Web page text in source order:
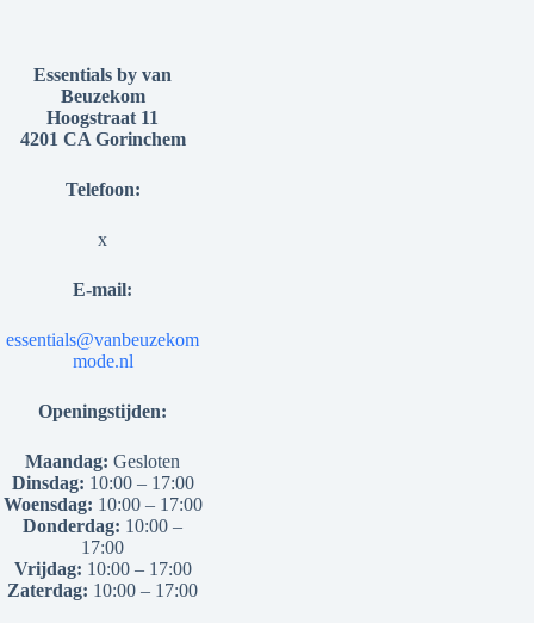
Essentials by van
Beuzekom
Hoogstraat 11
4201 CA Gorinchem
Telefoon:
x
E-mail:
essentials@vanbeuzekom
mode.nl
Openingstijden:
Maandag: Gesloten
Dinsdag: 10:00 – 17:00
Woensdag: 10:00 – 17:00
Donderdag: 10:00 –
17:00
Vrijdag: 10:00 – 17:00
Zaterdag: 10:00 – 17:00